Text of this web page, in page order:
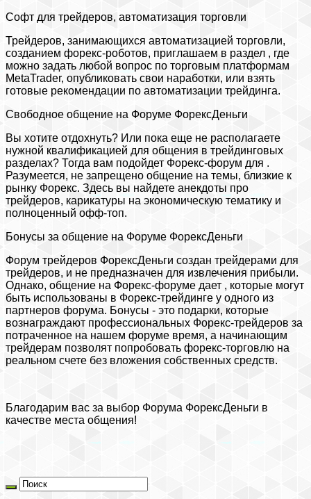
Софт для трейдеров, автоматизация торговли
Трейдеров, занимающихся автоматизацией торговли,
созданием форекс-роботов, приглашаем в раздел , где
можно задать любой вопрос по торговым платформам
MetaTrader, опубликовать свои наработки, или взять
готовые рекомендации по автоматизации трейдинга.
Свободное общение на Форуме ФорексДеньги
Вы хотите отдохнуть? Или пока еще не располагаете
нужной квалификацией для общения в трейдинговых
разделах? Тогда вам подойдет Форекс-форум для .
Разумеется, не запрещено общение на темы, близкие к
рынку Форекс. Здесь вы найдете анекдоты про
трейдеров, карикатуры на экономическую тематику и
полноценный офф-топ.
Бонусы за общение на Форуме ФорексДеньги
Форум трейдеров ФорексДеньги создан трейдерами для
трейдеров, и не предназначен для извлечения прибыли.
Однако, общение на Форекс-форуме дает , которые могут
быть использованы в Форекс-трейдинге у одного из
партнеров форума. Бонусы - это подарки, которые
вознаграждают профессиональных Форекс-трейдеров за
потраченное на нашем форуме время, а начинающим
трейдерам позволят попробовать форекс-торговлю на
реальном счете без вложения собственных средств.
Благодарим вас за выбор Форума ФорексДеньги в
качестве места общения!